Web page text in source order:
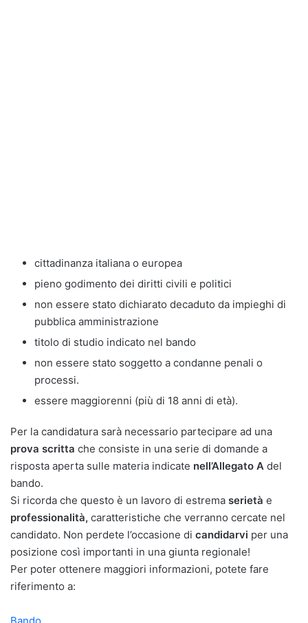
cittadinanza italiana o europea
pieno godimento dei diritti civili e politici
non essere stato dichiarato decaduto da impieghi di
pubblica amministrazione
titolo di studio indicato nel bando
non essere stato soggetto a condanne penali o
processi.
essere maggiorenni (più di 18 anni di età).
Per la candidatura sarà necessario partecipare ad una
prova scritta che consiste in una serie di domande a
risposta aperta sulle materia indicate nell’Allegato A del
bando.
Si ricorda che questo è un lavoro di estrema serietà e
professionalità, caratteristiche che verranno cercate nel
candidato. Non perdete l’occasione di candidarvi per una
posizione così importanti in una giunta regionale!
Per poter ottenere maggiori informazioni, potete fare
riferimento a: